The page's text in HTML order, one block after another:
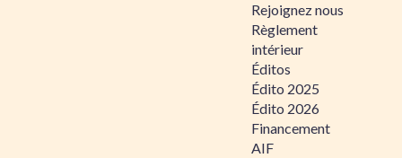
Rejoignez nous
Règlement
intérieur
Éditos
Édito 2025
Édito 2026
Financement
AIF